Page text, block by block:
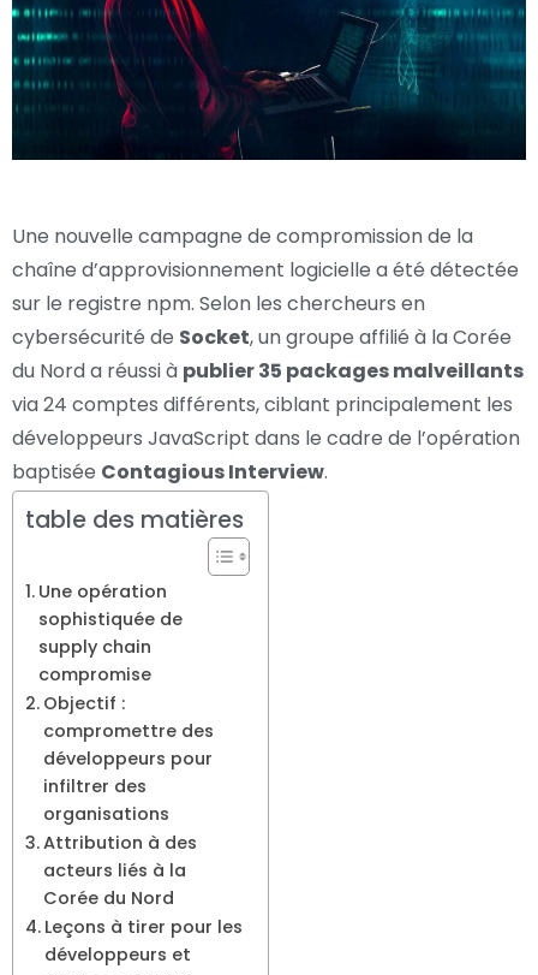
Une nouvelle campagne de compromission de la
chaîne d’approvisionnement logicielle a été détectée
sur le registre npm. Selon les chercheurs en
cybersécurité de Socket, un groupe affilié à la Corée
du Nord a réussi à publier 35 packages malveillants
via 24 comptes différents, ciblant principalement les
développeurs JavaScript dans le cadre de l’opération
baptisée Contagious Interview.
table des matières
Une opération
sophistiquée de
supply chain
compromise
Objectif :
compromettre des
développeurs pour
infiltrer des
organisations
Attribution à des
acteurs liés à la
Corée du Nord
Leçons à tirer pour les
développeurs et